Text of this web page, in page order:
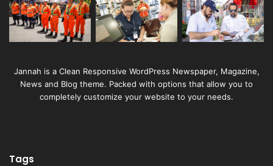
Jannah is a Clean Responsive WordPress Newspaper, Magazine,
News and Blog theme. Packed with options that allow you to
completely customize your website to your needs.
Tags